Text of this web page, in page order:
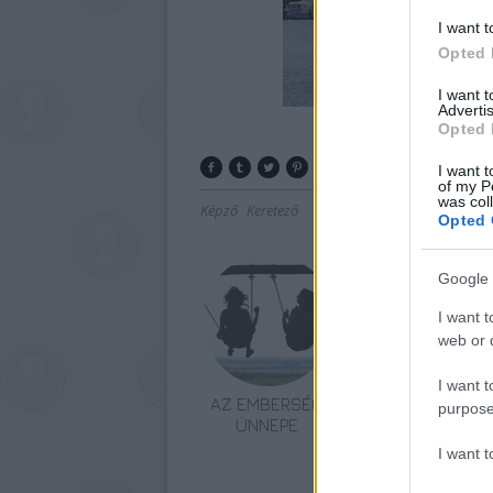
I want
Opted
I want
Opted
I want
of my
was
Opted
Google
I want
web or
I want
I want
Képző Keretező
AZ EMBERSÉG
ÜNNEPE
„NEM TÖBB
UTAZUNK,